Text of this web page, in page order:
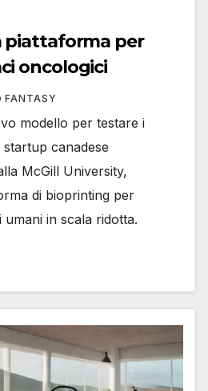
piattaforma per
oncologici
FANTASY
modello per testare i
canadese
McGill University,
di bioprinting per
in scala ridotta.